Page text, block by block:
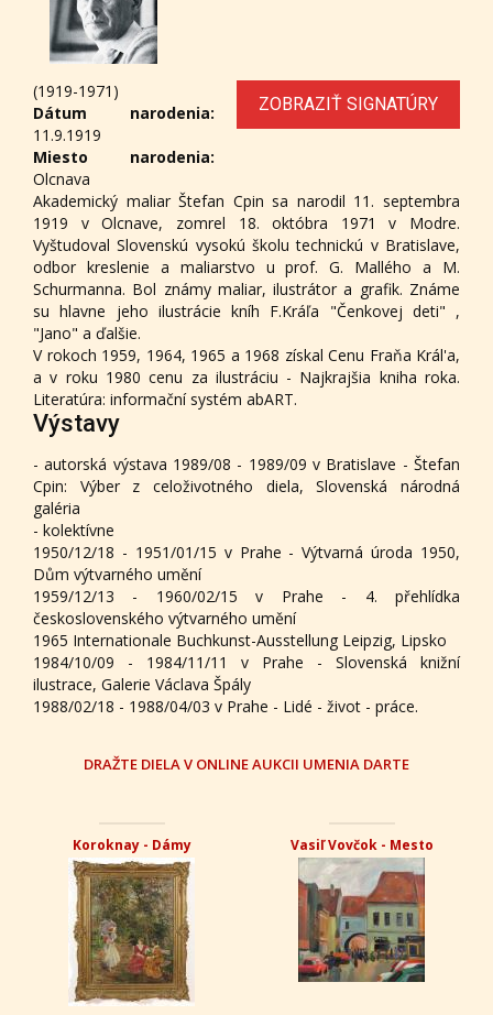
ZOBRAZIŤ SIGNATÚRY
(1919-1971)
Dátum narodenia:
11.9.1919
Miesto narodenia:
Olcnava
Akademický maliar Štefan Cpin sa narodil 11. septembra
1919 v Olcnave, zomrel 18. októbra 1971 v Modre.
Vyštudoval Slovenskú vysokú školu technickú v Bratislave,
odbor kreslenie a maliarstvo u prof. G. Mallého a M.
Schurmanna. Bol známy maliar, ilustrátor a grafik. Známe
su hlavne jeho ilustrácie kníh F.Kráľa "Čenkovej deti" ,
"Jano" a ďalšie.
V rokoch 1959, 1964, 1965 a 1968 získal Cenu Fraňa Král'a,
a v roku 1980 cenu za ilustráciu - Najkrajšia kniha roka.
Literatúra: informační systém abART.
Výstavy
- autorská výstava 1989/08 - 1989/09 v Bratislave - Štefan
Cpin: Výber z celoživotného diela, Slovenská národná
galéria
- kolektívne
1950/12/18 - 1951/01/15 v Prahe - Výtvarná úroda 1950,
Dům výtvarného umění
1959/12/13 - 1960/02/15 v Prahe - 4. přehlídka
československého výtvarného umění
1965 Internationale Buchkunst-Ausstellung Leipzig, Lipsko
1984/10/09 - 1984/11/11 v Prahe - Slovenská knižní
ilustrace, Galerie Václava Špály
1988/02/18 - 1988/04/03 v Prahe - Lidé - život - práce.
DRAŽTE DIELA V ONLINE AUKCII UMENIA DARTE
Koroknay - Dámy Vasiľ Vovčok - Mesto